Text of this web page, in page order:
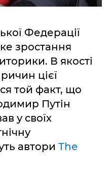
Федерації
зростання
В якості
цієї
той факт, що
Путін
у своїх
автори The